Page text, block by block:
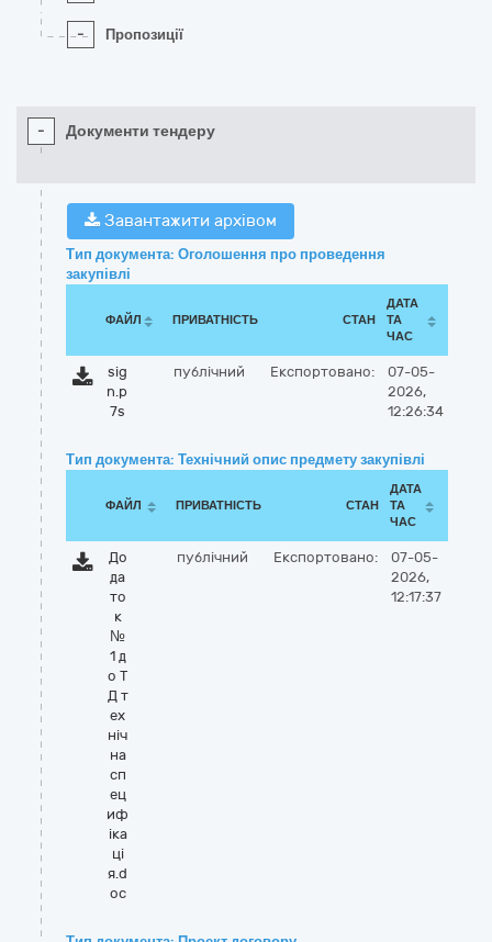
- Пропозиції
- Документи тендеру
Завантажити архівом
Тип документа: Оголошення про проведення
закупівлі
ФАЙЛ ПРИВАТНІСТЬ СТАН
ДАТА
ТА
ЧАС
sig
n.p
7s
публічний Експортовано:
07-05-
2026,
12:26:34
Тип документа: Технічний опис предмету закупівлі
ФАЙЛ ПРИВАТНІСТЬ СТАН
ДАТА
ТА
ЧАС
До
да
то
к
№
1 д
о Т
Д т
ех
ніч
на
сп
ец
иф
іка
ці
я.d
oc
публічний Експортовано:
07-05-
2026,
12:17:37